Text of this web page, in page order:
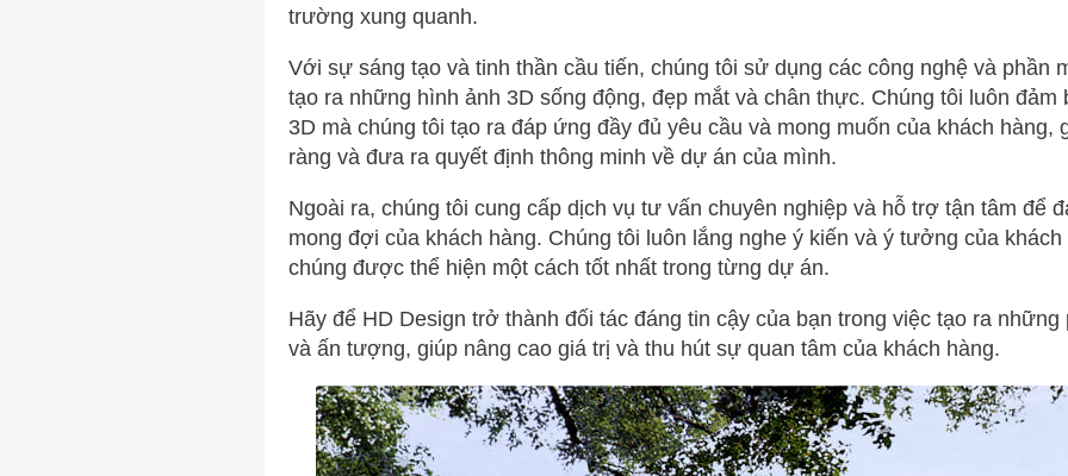
trường xung quanh.
Với sự sáng tạo và tinh thần cầu tiến, chúng tôi sử dụng các công nghệ và phần
tạo ra những hình ảnh 3D sống động, đẹp mắt và chân thực. Chúng tôi luôn đảm
3D mà chúng tôi tạo ra đáp ứng đầy đủ yêu cầu và mong muốn của khách hàng,
ràng và đưa ra quyết định thông minh về dự án của mình.
Ngoài ra, chúng tôi cung cấp dịch vụ tư vấn chuyên nghiệp và hỗ trợ tận tâm để
mong đợi của khách hàng. Chúng tôi luôn lắng nghe ý kiến và ý tưởng của
chúng được thể hiện một cách tốt nhất trong từng dự án.
Hãy để HD Design trở thành đối tác đáng tin cậy của bạn trong việc tạo ra
và ấn tượng, giúp nâng cao giá trị và thu hút sự quan tâm của khách hàng.